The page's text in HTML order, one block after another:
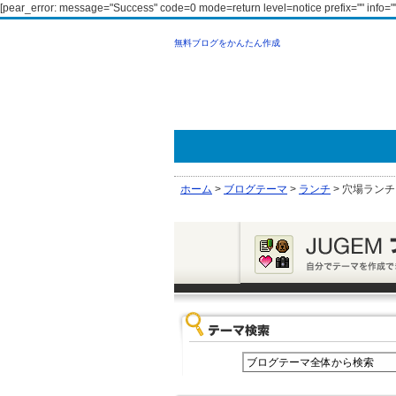
[pear_error: message="Success" code=0 mode=return level=notice prefix=""
無料ブログをかんたん作成
ホーム > ブログテーマ > ランチ > 穴場ランチ